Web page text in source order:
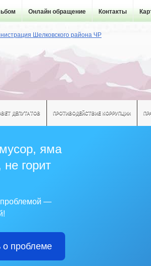
Онлайн обращение Контакты
ДЕПУТАТОВ ПРОТИВОДЕЙСТВИЕ КОРРУПЦИИ
яма
не горит
проблемой —
проблеме